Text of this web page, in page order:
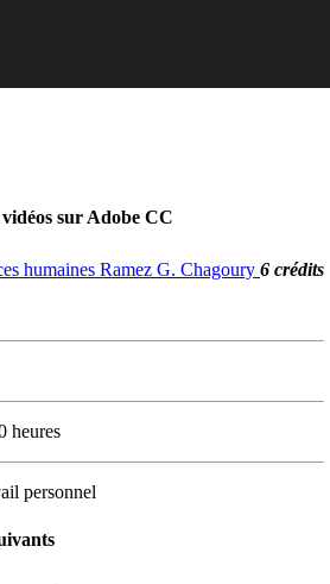
sur Adobe CC
humaines Ramez G. Chagoury 6 crédits
heures
personnel